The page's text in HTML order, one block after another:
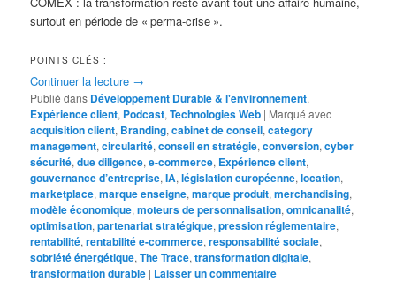
surtout en période de « perma-crise ».
POINTS CLÉS :
Continuer la lecture →
Publié dans Développement Durable & l'environnement,
Expérience client, Podcast,Technologies Web | Marqué avec
acquisition client, Branding,cabinet de conseil,category
management,circularité,conseil en stratégie,conversion,cyber
sécurité,due diligence,e-commerce, Expérience client,
gouvernance d’entreprise,IA,législation européenne,location,
marketplace,marque enseigne,marque produit,merchandising,
modèle économique,moteurs de personnalisation,omnicanalité,
optimisation,partenariat stratégique,pression réglementaire,
rentabilité,rentabilité e-commerce,responsabilité sociale,
sobriété énergétique,The Trace,transformation digitale,
transformation durable | Laisser un commentaire